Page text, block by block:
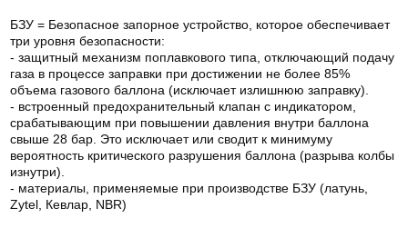
БЗУ = Безопасное запорное устройство, которое обеспечивает
три уровня безопасности:
- защитный механизм поплавкового типа, отключающий подачу
газа в процессе заправки при достижении не более 85%
объема газового баллона (исключает излишнюю заправку).
- встроенный предохранительный клапан с индикатором,
срабатывающим при повышении давления внутри баллона
свыше 28 бар. Это исключает или сводит к минимуму
вероятность критического разрушения баллона (разрыва колбы
изнутри).
- материалы, применяемые при производстве БЗУ (латунь,
Zytel, Кевлар, NBR)